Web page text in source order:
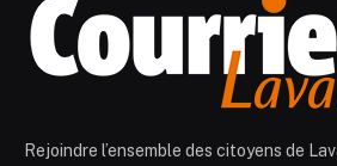
Rejoindre l’ensemble des citoyens de